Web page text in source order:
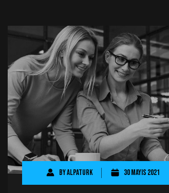
ByAlpaTurk 30 Mayıs 2021